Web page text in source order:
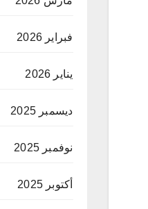
فبراير 2026
يناير 2026
ديسمبر 2025
نوفمبر 2025
أكتوبر 2025